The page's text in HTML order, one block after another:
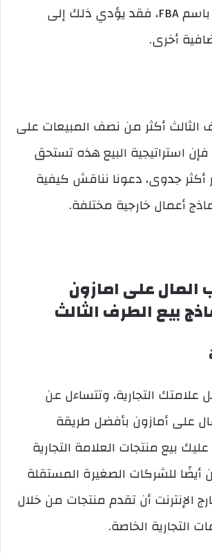
والمعروفة أيضًا باسم FBA، فقد يؤدي ذلك إلى
أخرى.
الثالث أكثر من نصف المبيعات على
استراتيجية البيع هذه تستحق
أكثر جدوى، دعونا نناقش كيفية
أعمال خارجية مختلفة.
على امازون
علامتك التجارية، وتتساءل عن
على أمازون بأفضل طريقة
بيع منتجات العلامة التجارية
للشركات الصغيرة المستقلة
الإنترنت أن تقدم منتجات من خلال
التجارية الخاصة.